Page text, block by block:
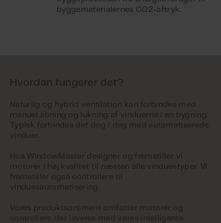
byggematerialernes CO2-aftryk.
Hvordan fungerer det?
Naturlig og hybrid ventilation kan forbindes med
manuel åbning og lukning af vinduerne i en bygning.
Typisk forbindes det dog i dag med automatiserede
vinduer.
Hos WindowMaster designer og fremstiller vi
motorer i høj kvalitet til næsten alle vinduestyper. Vi
fremstiller også controllere til
vinduesautomatisering.
Vores produktsortiment omfatter motorer og
controllere, der leveres med vores intelligente